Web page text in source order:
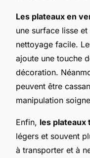
Les plateaux en
une surface lisse
nettoyage facile.
ajoute une touche
décoration.
peuvent être
manipulation
Enfin, les plateaux
légers et souvent
à transporter et à